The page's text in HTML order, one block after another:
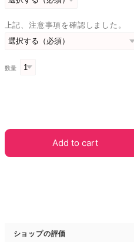
上記、注意事項を確認しました。
数量
Add to cart
ショップの評価